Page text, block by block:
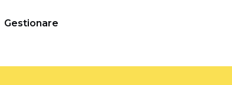
Gestionare